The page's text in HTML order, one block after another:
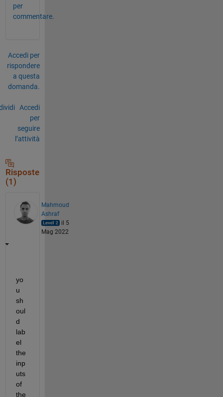
per
commentare.
Accedi per
rispondere
a questa
domanda.
Accedi
per
seguire
l’attività
Risposte
(1)
Mahmoud
Ashraf
il 5
Mag 2022
yo
u
sh
oul
d
lab
el
the
inp
uts
of
the